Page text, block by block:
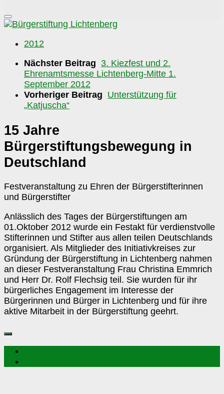
2012
Nächster Beitrag 3. Kiezfest und 2.
Ehrenamtsmesse Lichtenberg-Mitte 1.
September 2012
Vorheriger Beitrag Unterstützung für
„Katjuscha“
15 Jahre
Bürgerstiftungsbewegung in
Deutschland
Festveranstaltung zu Ehren der Bürgerstifterinnen
und Bürgerstifter
Anlässlich des Tages der Bürgerstiftungen am
01.Oktober 2012 wurde ein Festakt für verdienstvolle
Stifterinnen und Stifter aus allen teilen Deutschlands
organisiert. Als Mitglieder des Initiativkreises zur
Gründung der Bürgerstiftung in Lichtenberg nahmen
an dieser Festveranstaltung Frau Christina Emmrich
und Herr Dr. Rolf Flechsig teil. Sie wurden für ihr
bürgerliches Engagement im Interesse der
Bürgerinnen und Bürger in Lichtenberg und für ihre
aktive Mitarbeit in der Bürgerstiftung geehrt.